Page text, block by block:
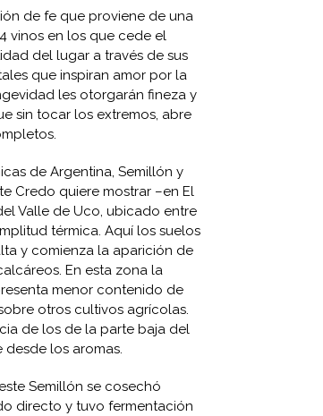
de fe que proviene de una
vinos en los que cede el
del lugar a través de sus
que inspiran amor por la
les otorgarán fineza y
sin tocar los extremos, abre
de Argentina, Semillón y
Credo quiere mostrar –en El
Valle de Uco, ubicado entre
térmica. Aquí los suelos
y comienza la aparición de
En esta zona la
menor contenido de
otros cultivos agrícolas.
de los de la parte baja del
los aromas.
Semillón se cosechó
directo y tuvo fermentación